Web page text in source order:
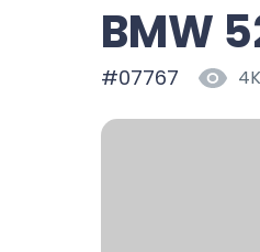
BMW
#07767 4K